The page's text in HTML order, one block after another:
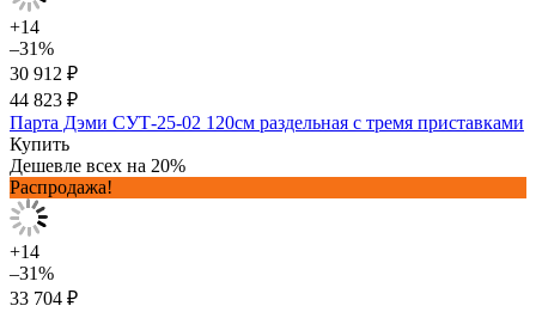
+14
–31%
30 912 ₽
44 823 ₽
Парта Дэми СУТ-25-02 120см раздельная с тремя приставками
Купить
Дешевле всех на 20%
Распродажа!
+14
–31%
33 704 ₽